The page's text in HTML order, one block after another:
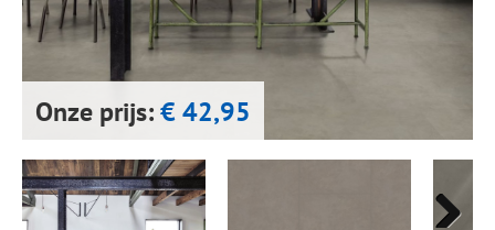
Onze prijs:€ 42,95